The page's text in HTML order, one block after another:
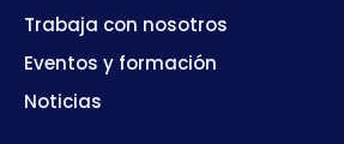
Trabaja con nosotros
Eventos y formación
Noticias